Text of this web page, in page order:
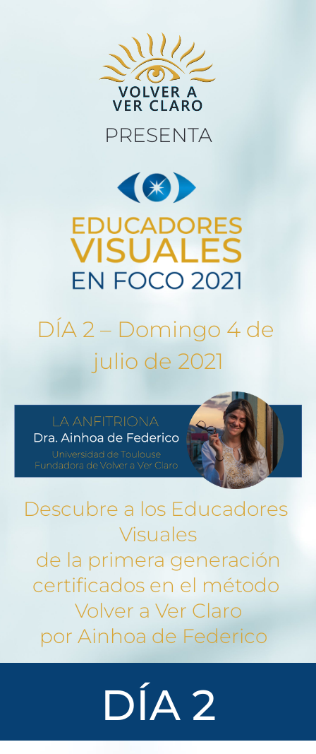
PRESENTA
DÍA 2 – Domingo 4 de
julio de 2021
Descubre a los Educadores
Visuales
de la primera generación
certificados en el método
Volver a Ver Claro
por Ainhoa de Federico
DÍA 2